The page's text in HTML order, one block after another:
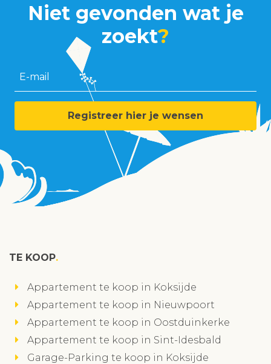
Niet gevonden wat je
zoekt?
E-mail
Registreer hier je wensen
TE KOOP
Appartement te koop in Koksijde
Appartement te koop in Nieuwpoort
Appartement te koop in Oostduinkerke
Appartement te koop in Sint-Idesbald
Garage-Parking te koop in Koksijde